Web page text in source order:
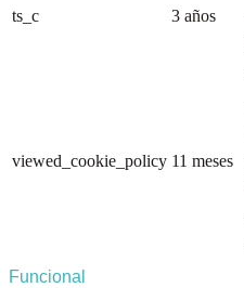
ts_c 3 años
viewed_cookie_policy 11 meses
Funcional